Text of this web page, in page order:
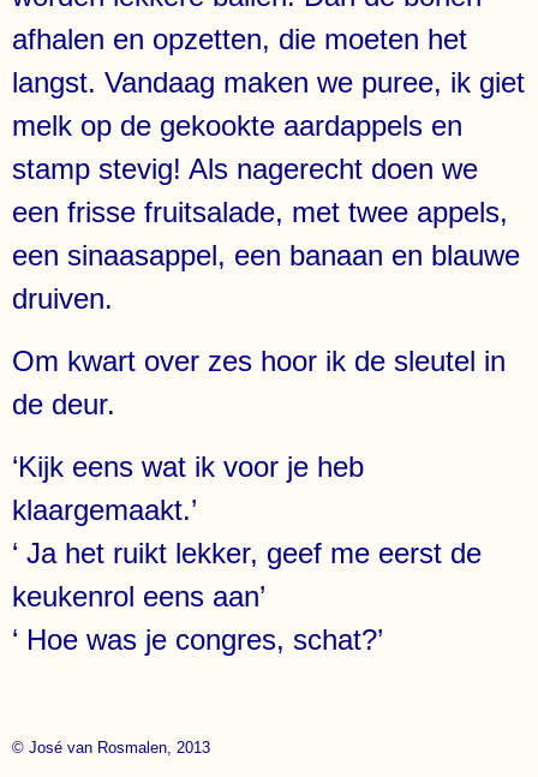
afhalen en opzetten, die moeten het
langst. Vandaag maken we puree, ik giet
melk op de gekookte aardappels en
stamp stevig! Als nagerecht doen we
een frisse fruitsalade, met twee appels,
een sinaasappel, een banaan en blauwe
druiven.
Om kwart over zes hoor ik de sleutel in
de deur.
‘Kijk eens wat ik voor je heb
klaargemaakt.’
‘ Ja het ruikt lekker, geef me eerst de
keukenrol eens aan’
‘ Hoe was je congres, schat?’
© José van Rosmalen, 2013